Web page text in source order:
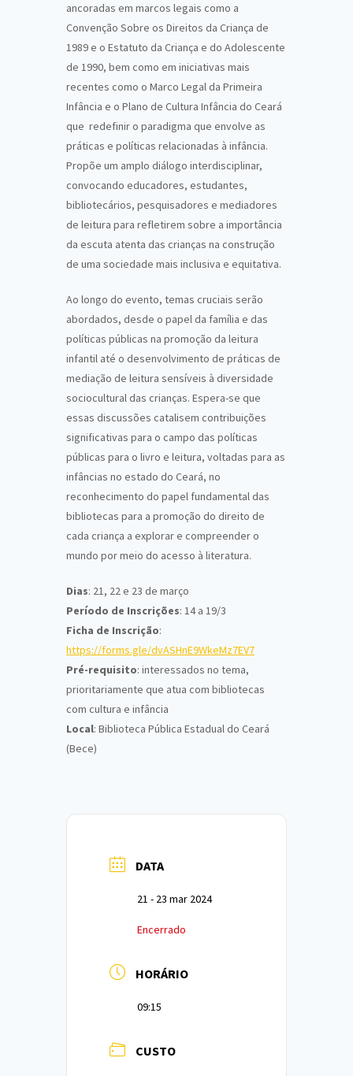
ancoradas em marcos legais como a
Convenção Sobre os Direitos da Criança de
1989 e o Estatuto da Criança e do Adolescente
de 1990, bem como em iniciativas mais
recentes como o Marco Legal da Primeira
Infância e o Plano de Cultura Infância do Ceará
que redefinir o paradigma que envolve as
práticas e políticas relacionadas à infância.
Propõe um amplo diálogo interdisciplinar,
convocando educadores, estudantes,
bibliotecários, pesquisadores e mediadores
de leitura para refletirem sobre a importância
da escuta atenta das crianças na construção
de uma sociedade mais inclusiva e equitativa.
Ao longo do evento, temas cruciais serão
abordados, desde o papel da família e das
políticas públicas na promoção da leitura
infantil até o desenvolvimento de práticas de
mediação de leitura sensíveis à diversidade
sociocultural das crianças. Espera-se que
essas discussões catalisem contribuições
significativas para o campo das políticas
públicas para o livro e leitura, voltadas para as
infâncias no estado do Ceará, no
reconhecimento do papel fundamental das
bibliotecas para a promoção do direito de
cada criança a explorar e compreender o
mundo por meio do acesso à literatura.
Dias: 21, 22 e 23 de março
Período de Inscrições: 14 a 19/3
Ficha de Inscrição:
https://forms.gle/dvASHnE9WkeMz7EV7
Pré-requisito: interessados no tema,
prioritariamente que atua com bibliotecas
com cultura e infância
Local: Biblioteca Pública Estadual do Ceará
(Bece)
DATA
21 - 23 mar 2024
Encerrado
HORÁRIO
09:15
CUSTO